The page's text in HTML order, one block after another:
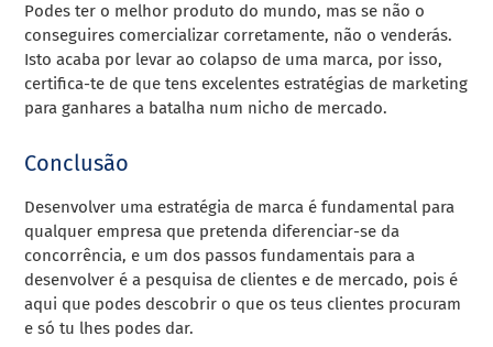
Podes ter o melhor produto do mundo, mas se não o
conseguires comercializar corretamente, não o venderás.
Isto acaba por levar ao colapso de uma marca, por isso,
certifica-te de que tens excelentes estratégias de marketing
para ganhares a batalha num nicho de mercado.
Conclusão
Desenvolver uma estratégia de marca é fundamental para
qualquer empresa que pretenda diferenciar-se da
concorrência, e um dos passos fundamentais para a
desenvolver é a pesquisa de clientes e de mercado, pois é
aqui que podes descobrir o que os teus clientes procuram
e só tu lhes podes dar.